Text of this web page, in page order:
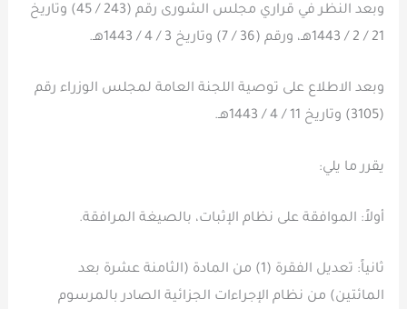
وبعد النظر في قراري مجلس الشورى رقم (243 / 45) وتاريخ
21 / 2 / 1443هـ، ورقم (36 / 7) وتاريخ 3 / 4 / 1443هـ.
وبعد الاطلاع على توصية اللجنة العامة لمجلس الوزراء رقم
(3105) وتاريخ 11 / 4 / 1443هـ.
يقرر ما يلي:
أولاً: الموافقة على نظام الإثبات، بالصيغة المرافقة.
ثانياً: تعديل الفقرة (1) من المادة (الثامنة عشرة بعد
المائتين) من نظام الإجراءات الجزائية الصادر بالمرسوم